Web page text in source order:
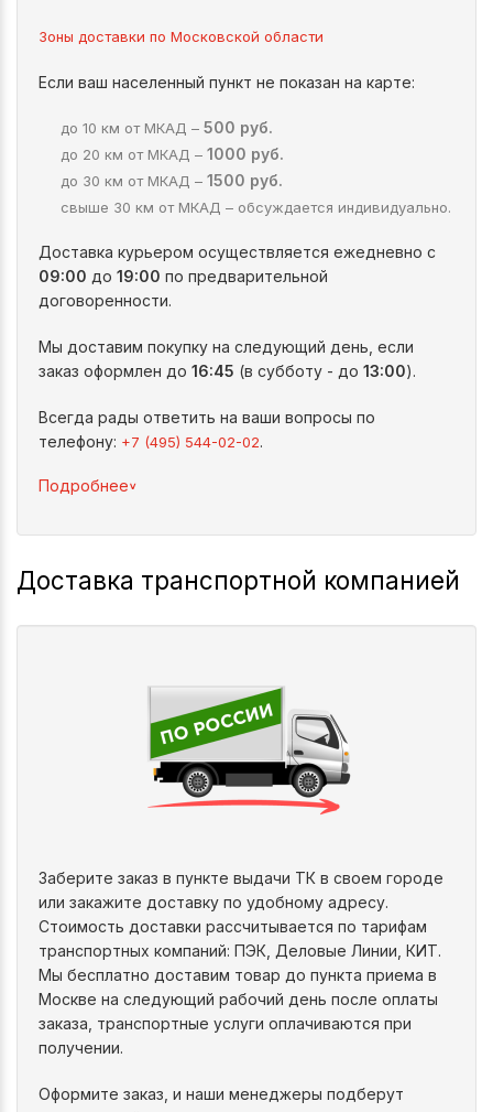
Зоны доставки по Московской области
Если ваш населенный пункт не показан на карте:
до 10 км от МКАД – 500 руб.
до 20 км от МКАД – 1000 руб.
до 30 км от МКАД – 1500 руб.
свыше 30 км от МКАД – обсуждается индивидуально.
Доставка курьером осуществляется ежедневно с
09:00 до 19:00 по предварительной
договоренности.
Мы доставим покупку на следующий день, если
заказ оформлен до 16:45 (в субботу - до 13:00).
Всегда рады ответить на ваши вопросы по
телефону: +7 (495) 544-02-02.
Подробнее^
Доставка транспортной компанией
Заберите заказ в пункте выдачи ТК в своем городе
или закажите доставку по удобному адресу.
Стоимость доставки рассчитывается по тарифам
транспортных компаний: ПЭК, Деловые Линии, КИТ.
Мы бесплатно доставим товар до пункта приема в
Москве на следующий рабочий день после оплаты
заказа, транспортные услуги оплачиваются при
получении.
Оформите заказ, и наши менеджеры подберут